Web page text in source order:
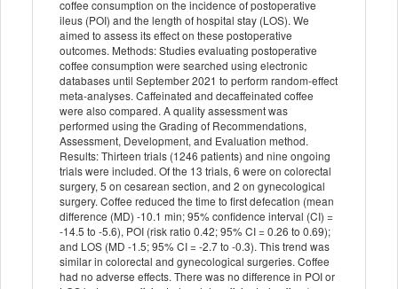
coffee consumption on the incidence of postoperative
ileus (POI) and the length of hospital stay (LOS). We
aimed to assess its effect on these postoperative
outcomes. Methods: Studies evaluating postoperative
coffee consumption were searched using electronic
databases until September 2021 to perform random-effect
meta-analyses. Caffeinated and decaffeinated coffee
were also compared. A quality assessment was
performed using the Grading of Recommendations,
Assessment, Development, and Evaluation method.
Results: Thirteen trials (1246 patients) and nine ongoing
trials were included. Of the 13 trials, 6 were on colorectal
surgery, 5 on cesarean section, and 2 on gynecological
surgery. Coffee reduced the time to first defecation (mean
difference (MD) -10.1 min; 95% confidence interval (CI) =
-14.5 to -5.6), POI (risk ratio 0.42; 95% CI = 0.26 to 0.69);
and LOS (MD -1.5; 95% CI = -2.7 to -0.3). This trend was
similar in colorectal and gynecological surgeries. Coffee
had no adverse effects. There was no difference in POI or